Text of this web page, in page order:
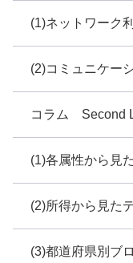
(1)ネットワーク
(2)コミュニケー
コラム Second
(1)各属性から見
(2)所得から見た
(3)都道府県別ブ